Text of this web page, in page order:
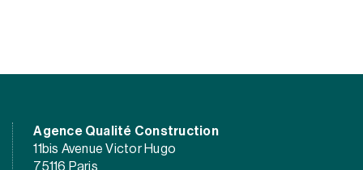
Agence Qualité Construction
11bis Avenue Victor Hugo
75116 Paris